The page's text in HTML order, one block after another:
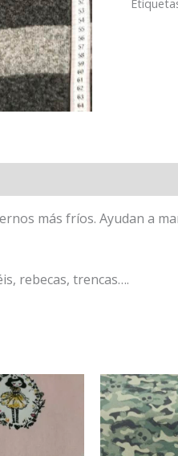
más fríos. Ayudan a
rebecas, trencas….